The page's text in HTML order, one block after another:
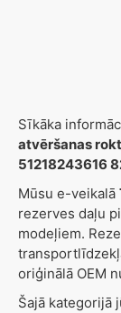
Sīkāka
atvēršanas
51218243616
Mūsu e-veikalā
rezerves daļu
modeļiem.
oriģinālā OEM
Šajā kategorijā